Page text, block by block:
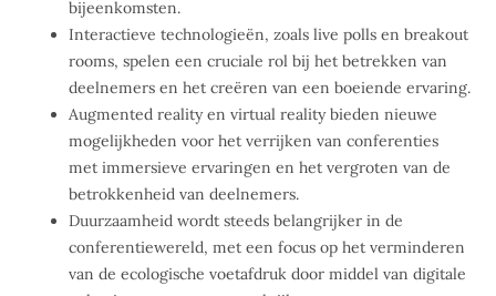
bijeenkomsten.
Interactieve technologieën, zoals live polls en breakout
rooms, spelen een cruciale rol bij het betrekken van
deelnemers en het creëren van een boeiende ervaring.
Augmented reality en virtual reality bieden nieuwe
mogelijkheden voor het verrijken van conferenties
met immersieve ervaringen en het vergroten van de
betrokkenheid van deelnemers.
Duurzaamheid wordt steeds belangrijker in de
conferentiewereld, met een focus op het verminderen
van de ecologische voetafdruk door middel van digitale